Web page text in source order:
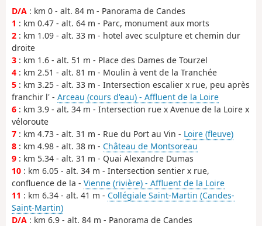
D/A : km 0 - alt. 84 m - Panorama de Candes
1 : km 0.47 - alt. 64 m - Parc, monument aux morts
2 : km 1.09 - alt. 33 m - hotel avec sculpture et chemin dur
droite
3 : km 1.6 - alt. 51 m - Place des Dames de Tourzel
4 : km 2.51 - alt. 81 m - Moulin à vent de la Tranchée
5 : km 3.25 - alt. 33 m - Intersection escalier x rue, peu après
franchir l' - Arceau (cours d'eau) - Affluent de la Loire
6 : km 3.9 - alt. 34 m - Intersection rue x Avenue de la Loire x
véloroute
7 : km 4.73 - alt. 31 m - Rue du Port au Vin - Loire (fleuve)
8 : km 4.98 - alt. 38 m - Château de Montsoreau
9 : km 5.34 - alt. 31 m - Quai Alexandre Dumas
10 : km 6.05 - alt. 34 m - Intersection sentier x rue,
confluence de la - Vienne (rivière) - Affluent de la Loire
11 : km 6.34 - alt. 41 m - Collégiale Saint-Martin (Candes-
Saint-Martin)
D/A : km 6.9 - alt. 84 m - Panorama de Candes